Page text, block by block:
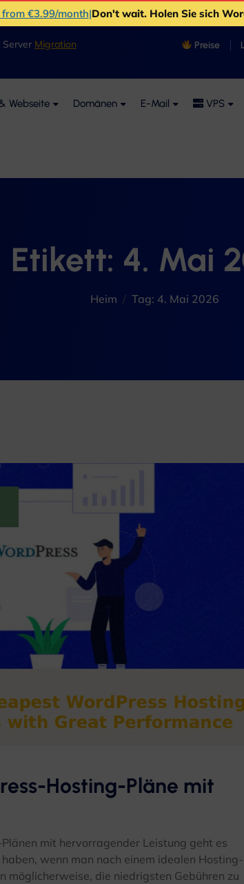
from €3.99/month|Don't wait. Holen Sie sich
Migration Preise
Webseite Domänen E-Mail VPS
Etikett: 4. Mai
Heim Tag: 4. Mai 2026
Hosting-Pläne mit
mit hervorragender Leistung geht es
wenn man nach einem idealen Hosting-
möglicherweise, die niedrigsten Gebühren zu